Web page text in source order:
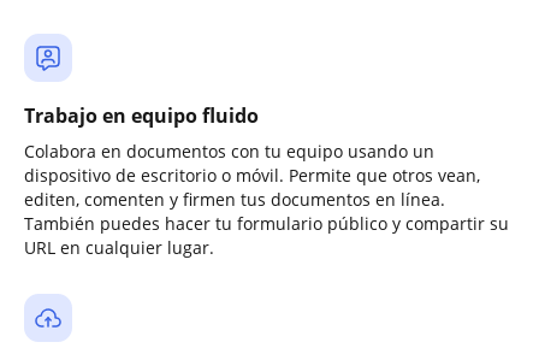
Trabajo en equipo fluido
Colabora en documentos con tu equipo usando un
dispositivo de escritorio o móvil. Permite que otros vean,
editen, comenten y firmen tus documentos en línea.
También puedes hacer tu formulario público y compartir su
URL en cualquier lugar.